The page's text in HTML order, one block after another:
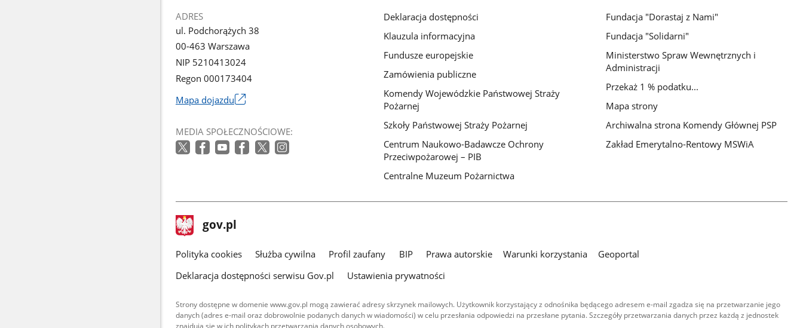
ADRES
ul. Podchorążych 38
00-463 Warszawa
NIP 5210413024
Regon 000173404
Mapa dojazdu
się
w
MEDIA SPOŁECZNOŚCIOWE:
Deklaracja dostępności
Klauzula informacyjna
Fundusze europejskie
Zamówienia publiczne
Komendy Wojewódzkie Państwowej Straży
Pożarnej
Szkoły Państwowej Straży Pożarnej
Centrum Naukowo-Badawcze Ochrony
Przeciwpożarowej – PIB
Centralne Muzeum Pożarnictwa
Fundacja "Dorastaj z Nami"
Fundacja "Solidarni"
Ministerstwo Spraw Wewnętrznych i
Administracji
Przekaż 1 % podatku...
Mapa strony
Archiwalna strona Komendy Głównej PSP
Zakład Emerytalno-Rentowy MSWiA
stopka
gov.pl Strona
gov.pl
gov.pl
Polityka cookies Służba cywilna Profil zaufany BIP Prawa autorskie Warunki korzystania
Geoportal
Deklaracja dostępności serwisu Gov.pl
Ustawienia prywatności
Strony dostępne w domenie www.gov.pl mogą zawierać adresy skrzynek mailowych. Użytkownik korzystający z odnośnika będącego adresem e-mail zgadza się na przetwarzanie jego
danych (adres e-mail oraz dobrowolnie podanych danych w wiadomości) w celu przesłania odpowiedzi na przesłane pytania. Szczegóły przetwarzania danych przez każdą z jednostek
znajdują się w ich politykach przetwarzania danych osobowych.